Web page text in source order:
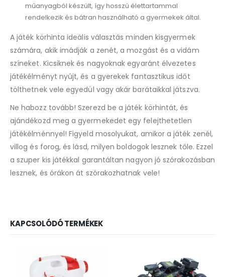
műanyagból készült, így hosszú élettartammal
rendelkezik és bátran használható a gyermekek által.
A játék körhinta ideális választás minden kisgyermek
számára, akik imádják a zenét, a mozgást és a vidám
színeket. Kicsiknek és nagyoknak egyaránt élvezetes
játékélményt nyújt, és a gyerekek fantasztikus időt
tölthetnek vele egyedül vagy akár barátaikkal játszva.
Ne habozz tovább! Szerezd be a játék körhintát, és
ajándékozd meg a gyermekedet egy felejthetetlen
játékélménnyel! Figyeld mosolyukat, amikor a játék zenél,
villog és forog, és lásd, milyen boldogok lesznek tőle. Ezzel
a szuper kis játékkal garantáltan nagyon jó szórakozásban
lesznek, és órákon át szórakozhatnak vele!
KAPCSOLÓDÓ TERMÉKEK